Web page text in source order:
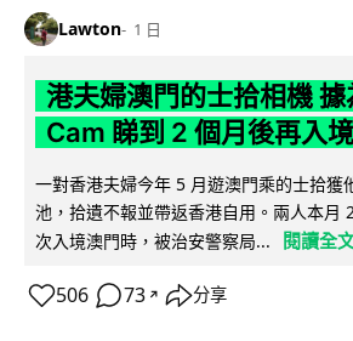
Lawton 1 日
港夫婦澳門的士拾相機
Cam 睇到 2 個月後再入
一對香港夫婦今年 5 月遊澳門乘的士拾獲
池，拾遺不報並帶返香港自用。兩人本月
次入境澳門時，被治安警察局...
閱讀全
506 73 ↗ 分享